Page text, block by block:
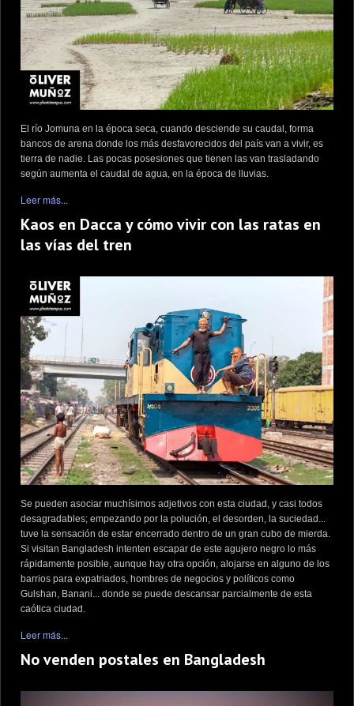
El río Jomuna en la época seca, cuando desciende su caudal, forma
bancos de arena donde los más desfavorecidos del país van a vivir, es
tierra de nadie. Las pocas posesiones que tienen las van trasladando
según aumenta el caudal de agua, en la época de lluvias.
Leer más...
Kaos en Dacca y cómo vivir con las ratas en
las vías del tren
Se pueden asociar muchísimos adjetivos con esta ciudad, y casi todos
desagradables; empezando por la polución, el desorden, la suciedad...
tuve la sensación de estar encerrado dentro de un gran cubo de mierda.
Si visitan Bangladesh intenten escapar de este agujero negro lo más
rápidamente posible, aunque hay otra opción, alojarse en alguno de los
barrios para expatriados, hombres de negocios y políticos como
Gulshan, Banani... donde se puede descansar parcialmente de esta
caótica ciudad.
Leer más...
No venden postales en Bangladesh